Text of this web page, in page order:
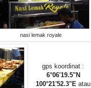
nasi lemak royale
gps koordinat :
6°06'19.5"N
100°21'52.3"E atau